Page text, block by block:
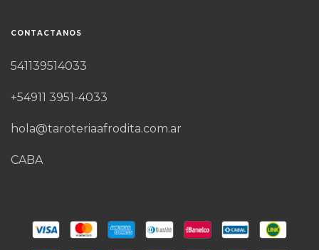
CONTACTANOS
541139514033
+54911 3951-4033
hola@taroteriaafrodita.com.ar
CABA